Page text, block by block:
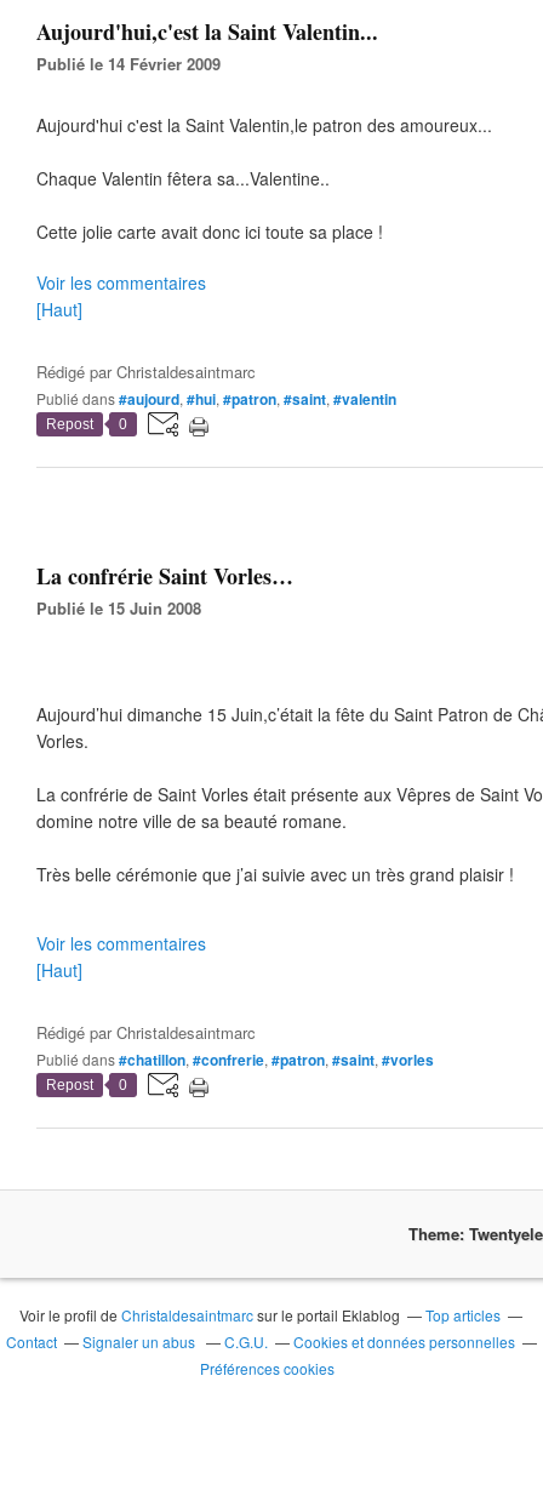
Aujourd'hui,c'est la Saint Valentin...
Publié le 14 Février 2009
Aujourd'hui c'est la Saint Valentin,le patron des amoureux...
Chaque Valentin fêtera sa...Valentine..
Cette jolie carte avait donc ici toute sa place !
Voir les commentaires
[Haut]
Rédigé parChristaldesaintmarc
Publié dans#aujourd, #hui, #patron, #saint, #valentin
Repost 0
La confrérie Saint Vorles…
Publié le 15 Juin 2008
Aujourd’hui dimanche 15 Juin,c’était la fête du Saint Patron de
Vorles.
La confrérie de Saint Vorles était présente aux Vêpres de Saint
domine notre ville de sa beauté romane.
Très belle cérémonie que j’ai suivie avec un très grand plaisir !
Voir les commentaires
[Haut]
Rédigé parChristaldesaintmarc
Publié dans#chatillon, #confrerie, #patron, #saint, #vorles
Repost 0
Theme:
Voir le profil deChristaldesaintmarcsur le portail Eklablog
Top articles
Contact
Signaler un abus C.G.U.
Cookies et données personnelles
Préférences cookies